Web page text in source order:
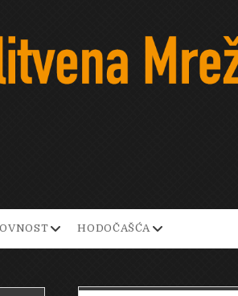
open
menu
HODOČAŠĆA open
menu
Sidebar